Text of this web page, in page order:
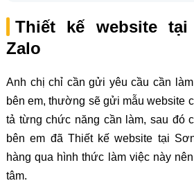
Thiết kế website
Zalo
Anh chị chỉ cần gửi yêu cầu cần
bên em, thường sẽ gửi mẫu website
tả từng chức năng cần làm, sau đó
bên em đã Thiết kế website tại
hàng qua hình thức làm việc này
tâm.